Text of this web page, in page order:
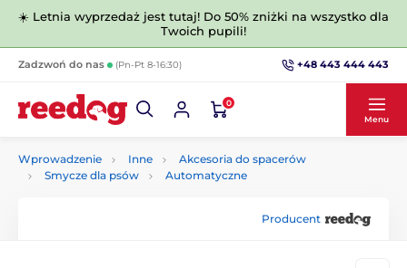
☀️ Letnia wyprzedaż jest tutaj! Do 50% zniżki na wszystko dla
Twoich pupili!
Zadzwoń do nas (Pn-Pt 8-16:30) +48 443 444 443
0
Menu
Wprowadzenie Inne
Akcesoria do spacerów
Smycze dla psów
Automatyczne
Producent